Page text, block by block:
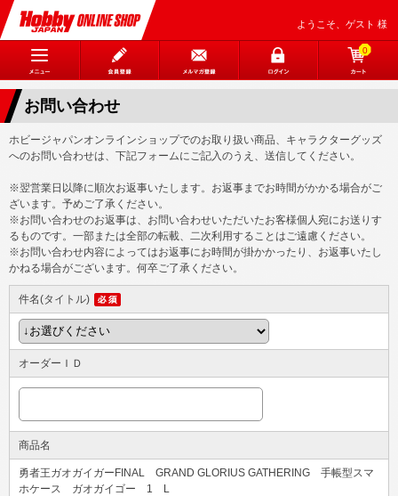
ようこそ、ゲスト 様
0
お問い合わせ
ホビージャパンオンラインショップでのお取り扱い商品、キャラクターグッズ
へのお問い合わせは、下記フォームにご記入のうえ、送信してください。
※翌営業日以降に順次お返事いたします。お返事までお時間がかかる場合がご
ざいます。予めご了承ください。
※お問い合わせのお返事は、お問い合わせいただいたお客様個人宛にお送りす
るものです。一部または全部の転載、二次利用することはご遠慮ください。
※お問い合わせ内容によってはお返事にお時間が掛かかったり、お返事いたし
かねる場合がございます。何卒ご了承ください。
件名(タイトル)
オーダーＩＤ
商品名
勇者王ガオガイガーFINAL GRAND GLORIUS GATHERING 手帳型スマ
ホケース ガオガイゴー 1 L